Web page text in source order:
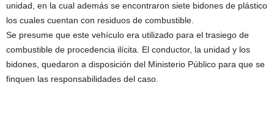
unidad, en la cual además se encontraron siete bidones de plástico
los cuales cuentan con residuos de combustible.
Se presume que este vehículo era utilizado para el trasiego de
combustible de procedencia ilícita. El conductor, la unidad y los
bidones, quedaron a disposición del Ministerio Público para que se
finquen las responsabilidades del caso.